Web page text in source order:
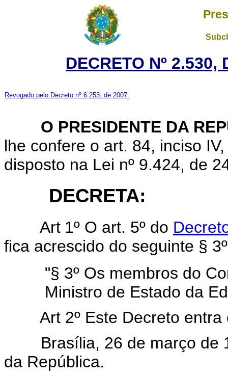
DECRETO Nº 2.530,
Revogado pelo Decreto nº 6.253, de 2007.
O PRESIDENTE DA
lhe confere o art. 84, inciso
disposto na Lei nº 9.424, de
DECRETA:
Art 1º O art. 5º do
fica acrescido do seguinte §
"§ 3º Os membros do
Ministro de Estado da
Art 2º Este Decreto entra
Brasília, 26 de março de
da República.